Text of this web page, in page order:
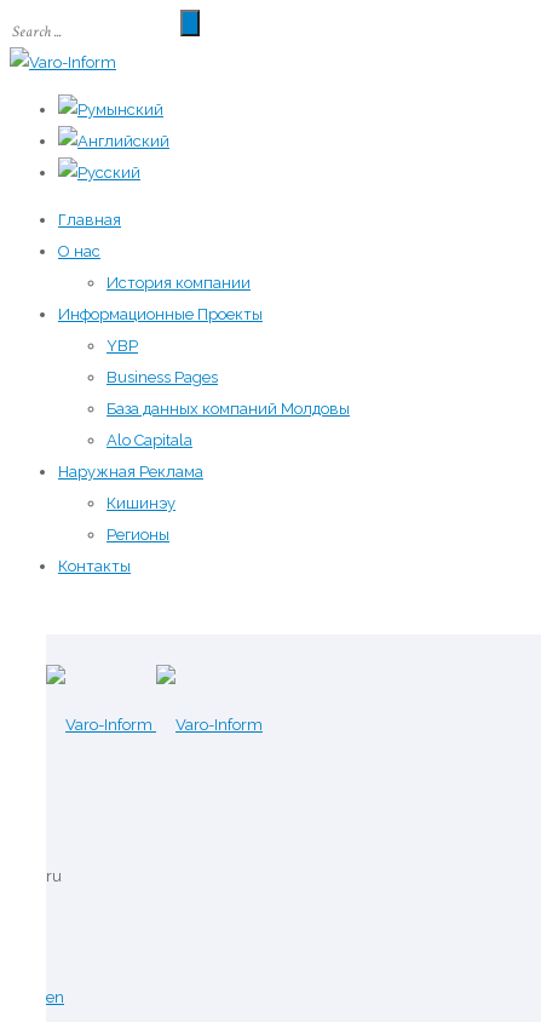
Главная
О нас
История компании
Информационные Проекты
YBP
Business Pages
База данных компаний Молдовы
Alo Capitala
Наружная Реклама
Кишинэу
Регионы
Контакты
ru
en